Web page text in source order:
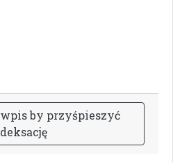
wpisby przyśpieszyć
deksację